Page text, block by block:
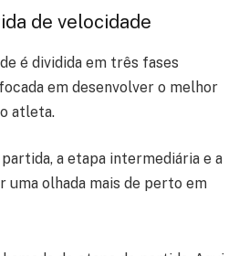
de velocidade
é dividida em três fases
em desenvolver o melhor
atleta.
partida, a etapa intermediária e a
uma olhada mais de perto em